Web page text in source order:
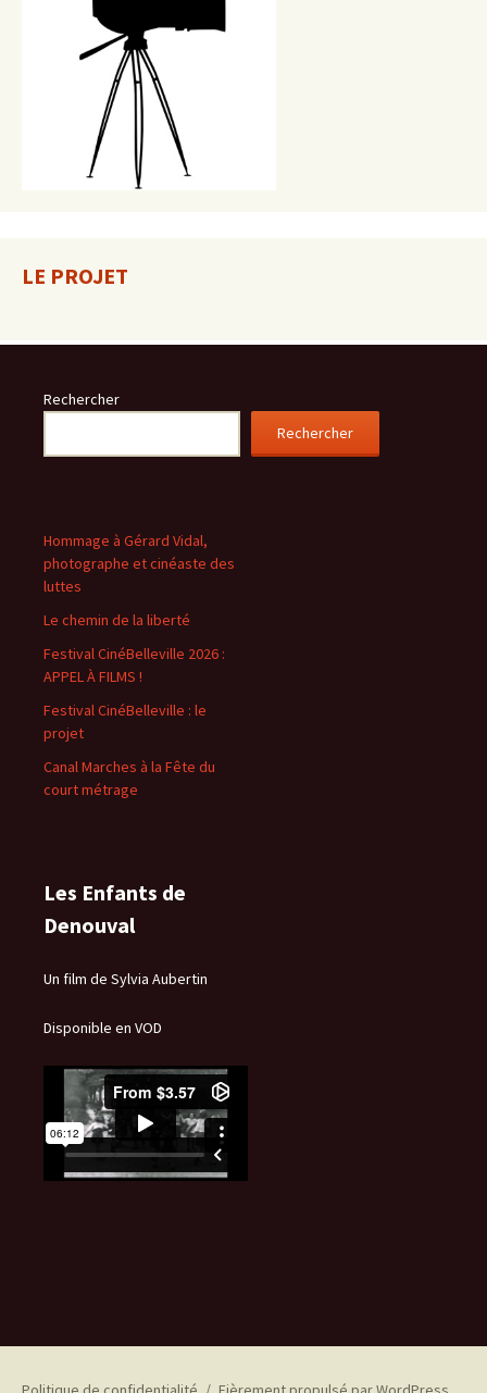
LE PROJET
Rechercher
Rechercher
Hommage à Gérard Vidal,
photographe et cinéaste des
luttes
Le chemin de la liberté
Festival CinéBelleville 2026 :
APPEL À FILMS !
Festival CinéBelleville : le
projet
Canal Marches à la Fête du
court métrage
Les Enfants de
Denouval
Un film de Sylvia Aubertin
Disponible en VOD